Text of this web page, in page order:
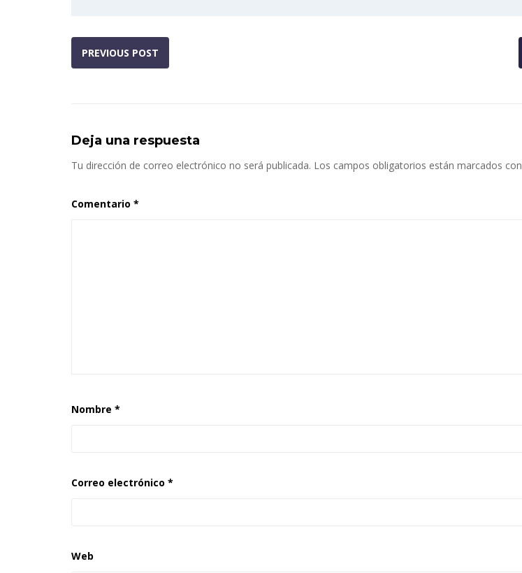
PREVIOUS POST
Deja una respuesta
Tu dirección de correo electrónico no será publicada. Los campos obligatorios están marcados con
Comentario *
Nombre *
Correo electrónico *
Web